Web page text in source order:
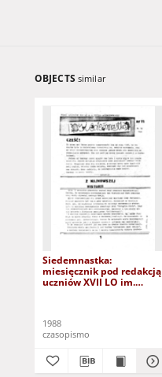
OBJECTS similar
Siedemnastka:
miesięcznik pod redakcją
uczniów XVII LO im.
1988
czasopismo